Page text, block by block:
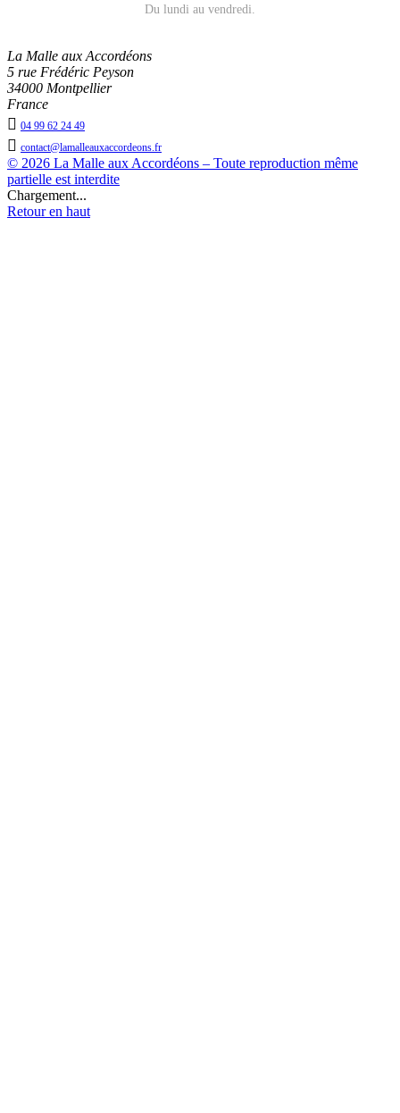
Du lundi au vendredi.
La Malle aux Accordéons
5 rue Frédéric Peyson
34000 Montpellier
France
 04 99 62 24 49
 contact@lamalleauxaccordeons.fr
© 2026 La Malle aux Accordéons – Toute reproduction même
partielle est interdite
Chargement...
Retour en haut